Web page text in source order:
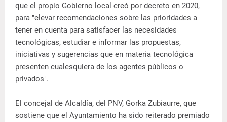
que el propio Gobierno local creó por decreto en 2020,
para "elevar recomendaciones sobre las prioridades a
tener en cuenta para satisfacer las necesidades
tecnológicas, estudiar e informar las propuestas,
iniciativas y sugerencias que en materia tecnológica
presenten cualesquiera de los agentes públicos o
privados".
El concejal de Alcaldía, del PNV, Gorka Zubiaurre, que
sostiene que el Ayuntamiento ha sido reiterado premiado